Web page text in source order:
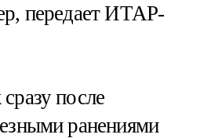
передает ИТАР-
после
ранениями